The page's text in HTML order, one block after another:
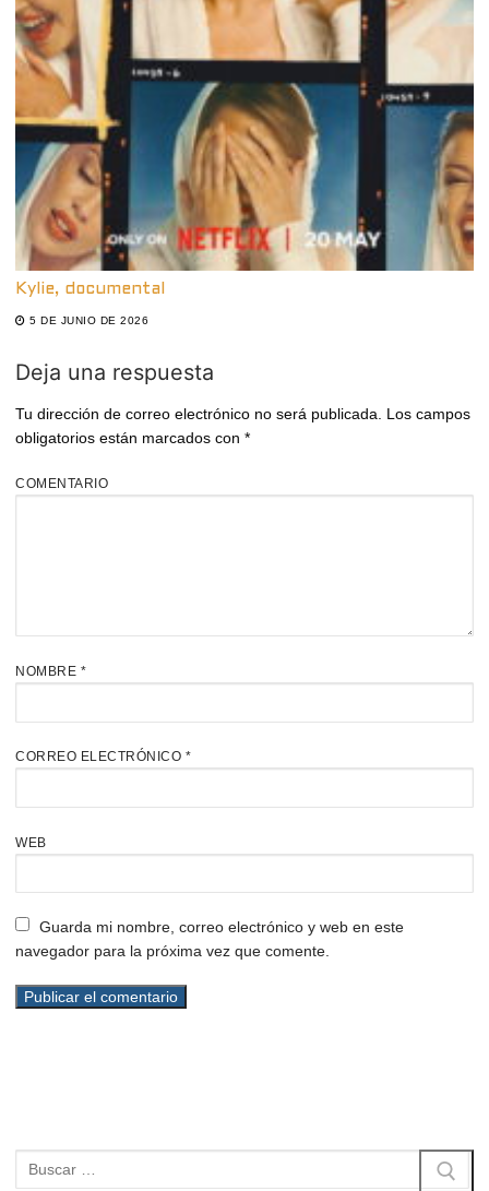
Kylie, documental
5 DE JUNIO DE 2026
Deja una respuesta
Tu dirección de correo electrónico no será publicada.
Los campos
obligatorios están marcados con *
COMENTARIO
NOMBRE *
CORREO ELECTRÓNICO *
WEB
Guarda mi nombre, correo electrónico y web en este
navegador para la próxima vez que comente.
Buscar: